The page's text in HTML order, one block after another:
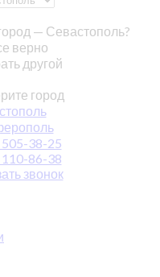
— Севастополь?
верно
другой
город
505-38-25
110-86-38
звонок